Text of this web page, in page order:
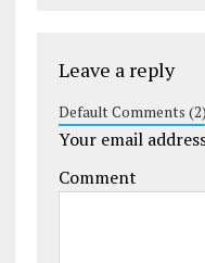
Leave a reply
Default Comments (2)
Your email
Comment